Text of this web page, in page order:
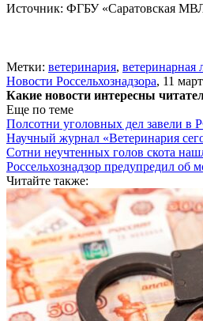
Источник: ФГБУ «Саратовская
Метки: ветеринария, ветеринарная
Новости Россельхознадзора, 11
Какие новости интересны
Еще по теме
Полсотни уголовных дел завели в
Научный журнал «Ветеринария
Сотни неучтенных голов скота
Россельхознадзор предупредил об
Читайте также: